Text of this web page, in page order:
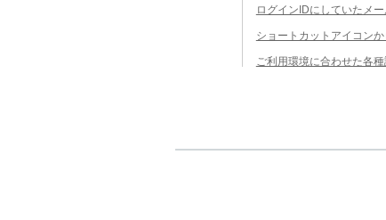
ログインIDにしていたメ
ショートカットアイコン
ご利用環境に合わせた各